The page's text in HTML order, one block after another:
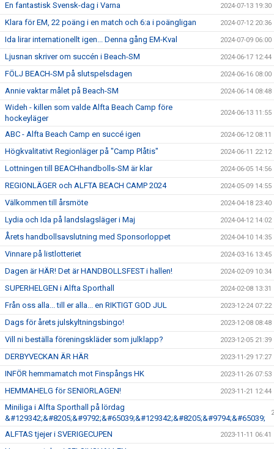
En fantastisk Svensk-dag i Varna 2024-07-13 19:30
Klara för EM, 22 poäng i en match och 6:a i poängligan 2024-07-12 20:36
Ida lirar internationellt igen... Denna gång EM-Kval 2024-07-09 06:00
Ljusnan skriver om succén i Beach-SM 2024-06-17 12:44
FÖLJ BEACH-SM på slutspelsdagen 2024-06-16 08:00
Annie vaktar målet på Beach-SM 2024-06-14 08:48
Wideh - killen som valde Alfta Beach Camp före
hockeyläger
2024-06-13 11:55
ABC - Alfta Beach Camp en succé igen 2024-06-12 08:11
Högkvalitativt Regionläger på "Camp Plåtis" 2024-06-11 22:12
Lottningen till BEACHhandbolls-SM är klar 2024-06-05 14:56
REGIONLÄGER och ALFTA BEACH CAMP 2024 2024-05-09 14:55
Välkommen till årsmöte 2024-04-18 23:40
Lydia och Ida på landslagsläger i Maj 2024-04-12 14:02
Årets handbollsavslutning med Sponsorloppet 2024-04-10 14:35
Vinnare på listlotteriet 2024-03-16 13:45
Dagen är HÄR! Det är HANDBOLLSFEST i hallen! 2024-02-09 10:34
SUPERHELGEN i Alfta Sporthall 2024-02-08 13:31
Från oss alla... till er alla... en RIKTIGT GOD JUL 2023-12-24 07:22
Dags för årets julskyltningsbingo! 2023-12-08 08:48
Vill ni beställa föreningskläder som julklapp? 2023-12-05 21:39
DERBYVECKAN ÄR HÄR 2023-11-29 17:27
INFÖR hemmamatch mot Finspångs HK 2023-11-26 07:53
HEMMAHELG för SENIORLAGEN! 2023-11-21 12:44
Miniliga i Alfta Sporthall på lördag
&#129342;&#8205;&#9792;&#65039;&#129342;&#8205;&#9794;&#65039;
ALFTAS tjejer i SVERIGECUPEN 2023-11-11 06:41